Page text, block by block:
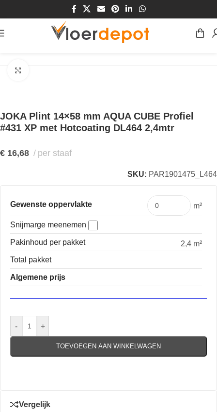
JOKA Plint 14×58 mm AQUA CUBE Profiel
#431 XP met Hotcoating DL464 2,4mtr
€ 16,68 per staaf
SKU: PAR1901475_L464
Gewenste oppervlakte m²
Snijmarge meenemen
Pakinhoud per pakket
2,4 m²
Total pakket
Algemene prijs
- +
TOEVOEGEN AAN WINKELWAGEN
Vergelijk